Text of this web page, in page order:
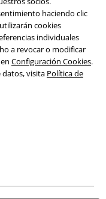
haciendo clic
cookies
individuales
a revocar o modificar
Configuración Cookies.
datos, visita Política de